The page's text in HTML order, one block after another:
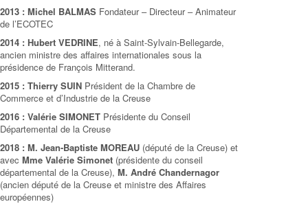
2013 : Michel BALMAS Fondateur – Directeur – Animateur
de l’ECOTEC
2014 : Hubert VEDRINE, né à Saint-Sylvain-Bellegarde,
ancien ministre des affaires internationales sous la
présidence de François Mitterand.
2015 : Thierry SUIN Président de la Chambre de
Commerce et d’Industrie de la Creuse
2016 : Valérie SIMONET Présidente du Conseil
Départemental de la Creuse
2018 : M. Jean-Baptiste MOREAU (député de la Creuse) et
avec Mme Valérie Simonet (présidente du conseil
départemental de la Creuse), M. André Chandernagor
(ancien député de la Creuse et ministre des Affaires
européennes)